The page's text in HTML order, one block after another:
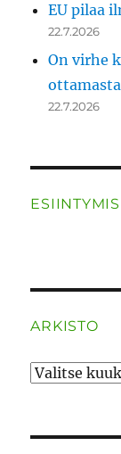
EU pilaa
22.7.2026
On virhe
22.7.2026
ARKISTO
ARKISTO